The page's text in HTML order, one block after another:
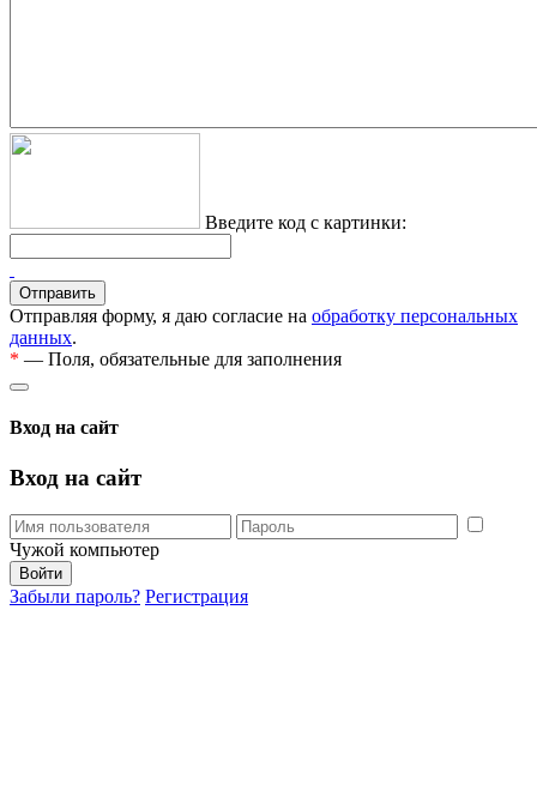
Введите код с картинки:
Отправляя форму, я даю согласие на обработку персональных
данных.
* — Поля, обязательные для заполнения
Вход на сайт
Вход на сайт
Чужой компьютер
Забыли пароль? Регистрация